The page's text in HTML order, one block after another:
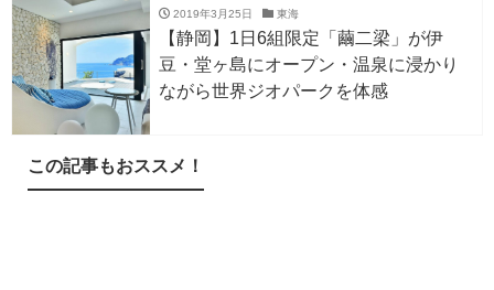
2019年3月25日 東海
【静岡】1日6組限定「繭二梁」が伊
豆・堂ヶ島にオープン・温泉に浸かり
ながら世界ジオパークを体感
この記事もおススメ！